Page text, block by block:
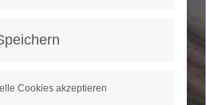
Cookies akzeptieren